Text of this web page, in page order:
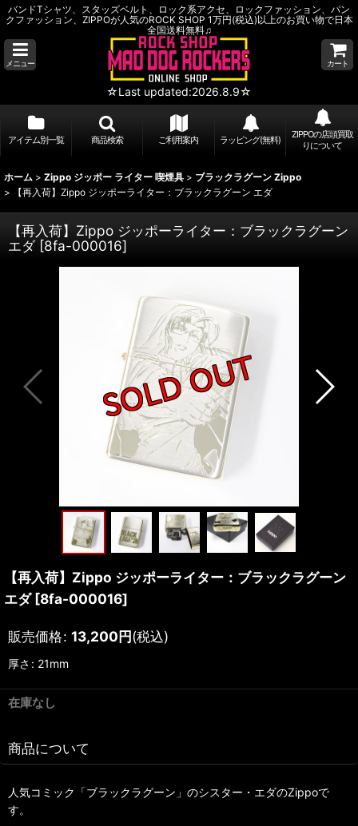
バンドTシャツ、スタッズベルト、ロック系アクセ、ロックファッション、パン
クファッション、ZIPPOが人気のROCK SHOP 1万円(税込)以上のお買い物で日本
全国送料無料♫
メニュー
☆Last updated:2026.8.9☆
カート
アイテム別一覧 商品検索 ご利用案内 ラッピング(無料)
ZIPPOの店頭買取
りについて
ホーム > Zippo ジッポー ライター 喫煙具 > ブラックラグーン Zippo
>
【再入荷】Zippo ジッポーライター：ブラックラグーン エダ
【再入荷】Zippo ジッポーライター：ブラックラグーン
エダ [8fa-000016]
【再入荷】Zippo ジッポーライター：ブラックラグーン
エダ [8fa-000016]
販売価格: 13,200円(税込)
厚さ : 21mm
在庫なし
商品について
人気コミック「ブラックラグーン」のシスター・エダのZippoで
す。